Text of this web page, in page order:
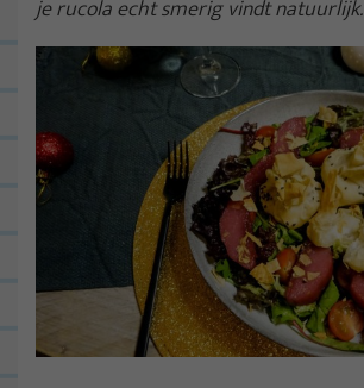
je rucola echt smerig vindt natuurlijk.